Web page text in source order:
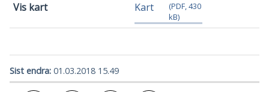
Kart
(PDF, 430
kB)
Sist endra 01.03.2018 15.49